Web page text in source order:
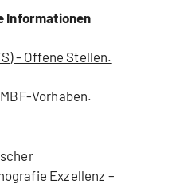
Informationen
- Offene Stellen.
Vorhaben.
Exzellenz –